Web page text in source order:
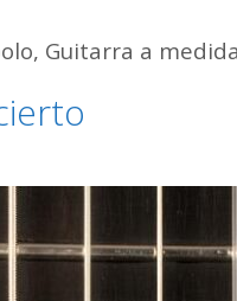
, Guitarra a medida